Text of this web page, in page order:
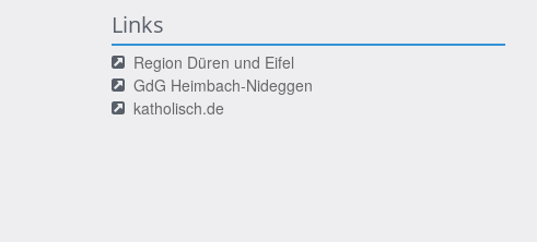
Links
Region Düren und Eifel
GdG Heimbach-Nideggen
katholisch.de